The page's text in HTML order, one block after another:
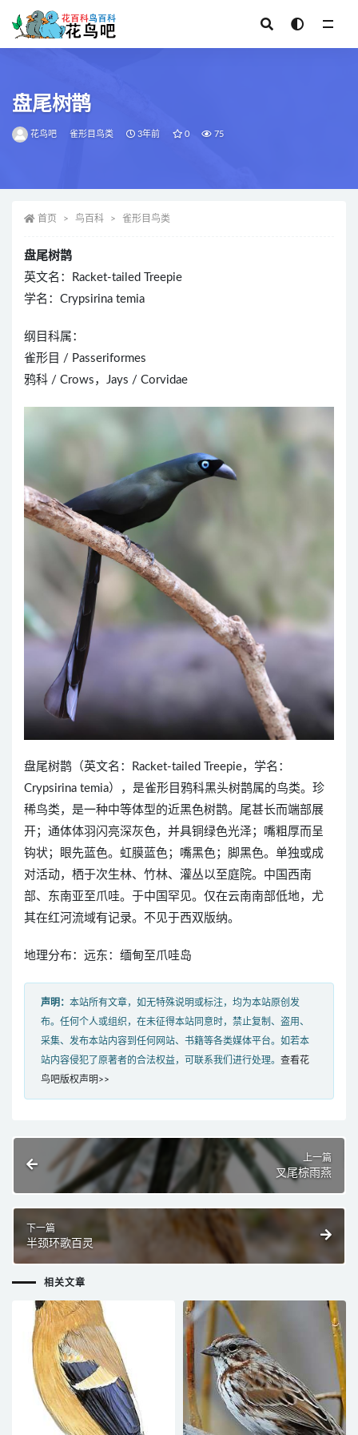
盘尾树鹊
花鸟吧 雀形目鸟类 3年前 0 75
首页 鸟百科 雀形目鸟类
盘尾树鹊
英文名：Racket-tailed Treepie
学名：Crypsirina temia
纲目科属：
雀形目 / Passeriformes
鸦科 / Crows，Jays / Corvidae
盘尾树鹊（英文名：Racket-tailed Treepie，学名：
Crypsirina temia），是雀形目鸦科黑头树鹊属的鸟类。珍
稀鸟类，是一种中等体型的近黑色树鹊。尾甚长而端部展
开；通体体羽闪亮深灰色，并具铜绿色光泽；嘴粗厚而呈
钩状；眼先蓝色。虹膜蓝色；嘴黑色；脚黑色。单独或成
对活动，栖于次生林、竹林、灌丛以至庭院。中国西南
部、东南亚至爪哇。于中国罕见。仅在云南南部低地，尤
其在红河流域有记录。不见于西双版纳。
地理分布：远东：缅甸至爪哇岛
声明： 本站所有文章，如无特殊说明或标注，均为本站原创发
布。任何个人或组织，在未征得本站同意时，禁止复制、盗用、
采集、发布本站内容到任何网站、书籍等各类媒体平台。如若本
站内容侵犯了原著者的合法权益，可联系我们进行处理。 查看花
鸟吧版权声明>>
上一篇
叉尾棕雨燕
下一篇
半颈环歌百灵
相关文章